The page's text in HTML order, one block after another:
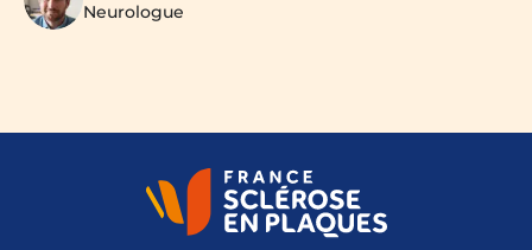
Neurologue